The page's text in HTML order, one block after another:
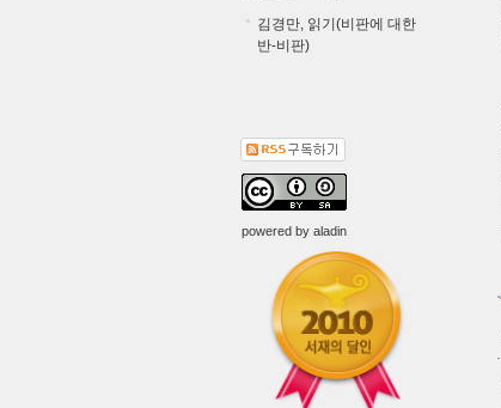
김경만, 읽기(비판에 대한
반-비판)
powered by aladin